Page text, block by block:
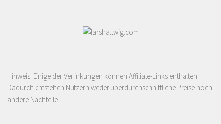
Hinweis: Einige der Verlinkungen können Affiliate-Links enthalten.
Dadurch entstehen Nutzern weder überdurchschnittliche Preise noch
andere Nachteile.